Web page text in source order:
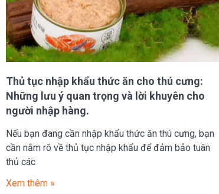
Thủ tục nhập khẩu thức ăn cho thú cưng:
Những lưu ý quan trọng và lời khuyên cho
người nhập hàng.
Nếu bạn đang cần nhập khẩu thức ăn thú cưng, bạn
cần nắm rõ về thủ tục nhập khẩu để đảm bảo tuân
thủ các
Xem thêm »